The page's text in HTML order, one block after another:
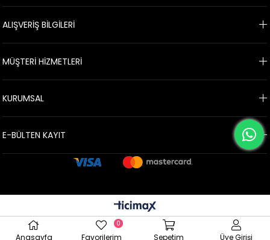
ALIŞVERİŞ BİLGİLERİ
MÜŞTERİ HİZMETLERİ
KURUMSAL
E-BÜLTEN KAYIT
Anasayfa Favorilerim
0
Sepetim Üye Girişi